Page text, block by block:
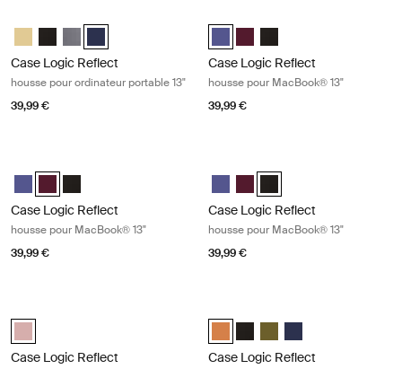
Case Logic Reflect 13" Laptop Sleeve Jaune clair
Case Logic Reflect 13" Laptop Sleeve Noir
Case Logic Reflect 13" Laptop Sleeve Grahite
Case Logic Reflect 13" Laptop Sleeve Dark Blue
Case Logic Reflect
housse pour ordinateur portable 13"
39,99 €
Case Logic Reflect 13"
Case Logic Reflect 13"
Case Logic Reflect 13"
Case Logic Reflect
housse pour MacBook® 13"
39,99 €
Case Logic Reflect 13" MacBook® Sleeve Pourpre concentré
Case Logic Reflect 13" MacBook® Sleeve Rouge nuancé
Case Logic Reflect 13" MacBook® Sleeve Noir
Case Logic Reflect
housse pour MacBook® 13"
39,99 €
Case Logic Reflect 13"
Case Logic Reflect 13"
Case Logic Reflect 13"
Case Logic Reflect
housse pour MacBook® 13"
39,99 €
Case Logic Reflect 13" MacBook Pro® Sleeve Zephyr rose/sirène
Case Logic Reflect
Case Logic Reflect 16" Laptop
Case Logic Reflect 16"
Case Logic Reflect 16"
Case Logic Reflect
Case Logic Reflect